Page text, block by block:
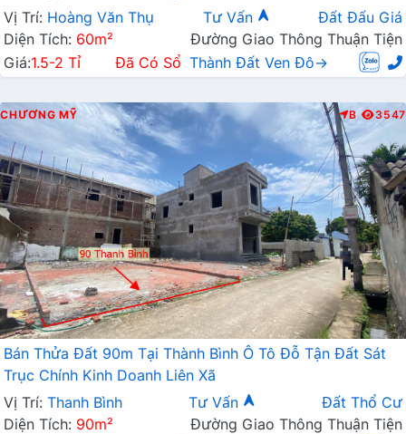
Vị Trí: Hoàng Văn Thụ Tư Vấn
Đất Đấu Giá
Diện Tích: 60m²
Đường Giao Thông Thuận Tiện
Giá:1.5-2 Tỉ Đã Có Sổ Thành Đất Ven Đô→
CHƯƠNG MỸ B 3547
Bán Thửa Đất 90m Tại Thành Bình Ô Tô Đỗ Tận Đất Sát
Trục Chính Kinh Doanh Liên Xã
Vị Trí: Thanh Bình Tư Vấn
Đất Thổ Cư
Diện Tích: 90m²
Đường Giao Thông Thuận Tiện